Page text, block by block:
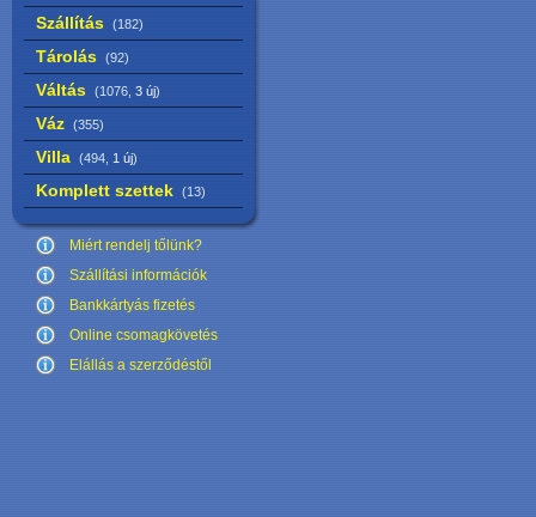
Szállítás (182)
Tárolás (92)
Váltás (1076, 3 új)
Váz (355)
Villa (494, 1 új)
Komplett szettek (13)
Miért rendelj tőlünk?
Szállítási információk
Bankkártyás fizetés
Online csomagkövetés
Elállás a szerződéstől